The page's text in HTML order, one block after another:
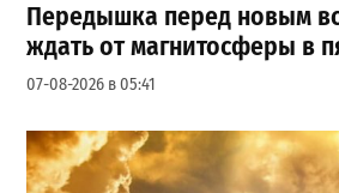
Передышка перед новым
ждать от магнитосферы в
07-08-2026 в 05:41